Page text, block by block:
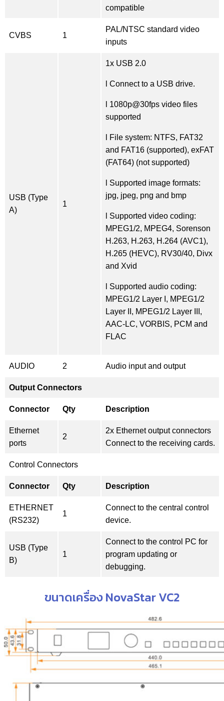
compatible
CVBS 1
PAL/NTSC standard video
inputs
USB (Type
A)
1
1x USB 2.0
l Connect to a USB drive.
l 1080p@30fps video files
supported
l File system: NTFS, FAT32
and FAT16 (supported), exFAT
(FAT64) (not supported)
l Supported image formats:
jpg, jpeg, png and bmp
l Supported video coding:
MPEG1/2, MPEG4, Sorenson
H.263, H.263, H.264 (AVC1),
H.265 (HEVC), RV30/40, Divx
and Xvid
l Supported audio coding:
MPEG1/2 Layer I, MPEG1/2
Layer II, MPEG1/2 Layer III,
AAC-LC, VORBIS, PCM and
FLAC
AUDIO 2 Audio input and output
Output Connectors
Connector Qty Description
Ethernet
ports
2
2x Ethernet output connectors
Connect to the receiving cards.
Control Connectors
Connector Qty Description
ETHERNET
(RS232)
1
Connect to the central control
device.
USB (Type
B)
1
Connect to the control PC for
program updating or
debugging.
ขนาดเครื่อง NovaStar VC2